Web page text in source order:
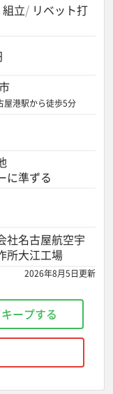
立 リベット打
港駅から徒歩5分
に準ずる
社名古屋航空宇
所大江工場
2026年8月5日更新
ープする